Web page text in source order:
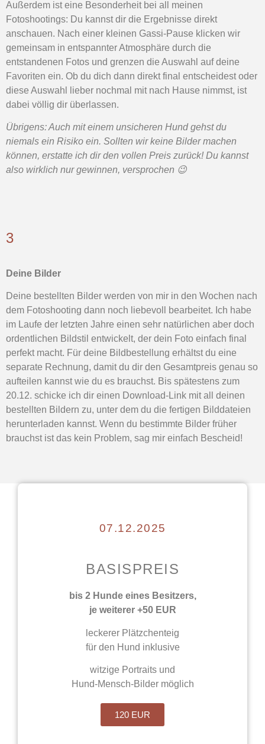
Außerdem ist eine Besonderheit bei all meinen
Fotoshootings: Du kannst dir die Ergebnisse direkt
anschauen. Nach einer kleinen Gassi-Pause klicken wir
gemeinsam in entspannter Atmosphäre durch die
entstandenen Fotos und grenzen die Auswahl auf deine
Favoriten ein. Ob du dich dann direkt final entscheidest oder
diese Auswahl lieber nochmal mit nach Hause nimmst, ist
dabei völlig dir überlassen.
Übrigens: Auch mit einem unsicheren Hund gehst du
niemals ein Risiko ein. Sollten wir keine Bilder machen
können, erstatte ich dir den vollen Preis zurück! Du kannst
also wirklich nur gewinnen, versprochen 😉
3
Deine Bilder
Deine bestellten Bilder werden von mir in den Wochen nach
dem Fotoshooting dann noch liebevoll bearbeitet. Ich habe
im Laufe der letzten Jahre einen sehr natürlichen aber doch
ordentlichen Bildstil entwickelt, der dein Foto einfach final
perfekt macht. Für deine Bildbestellung erhältst du eine
separate Rechnung, damit du dir den Gesamtpreis genau so
aufteilen kannst wie du es brauchst. Bis spätestens zum
20.12. schicke ich dir einen Download-Link mit all deinen
bestellten Bildern zu, unter dem du die fertigen Bilddateien
herunterladen kannst. Wenn du bestimmte Bilder früher
brauchst ist das kein Problem, sag mir einfach Bescheid!
07.12.2025
BASISPREIS
bis 2 Hunde eines Besitzers,
je weiterer +50 EUR
leckerer Plätzchenteig
für den Hund inklusive
witzige Portraits und
Hund-Mensch-Bilder möglich
120 EUR